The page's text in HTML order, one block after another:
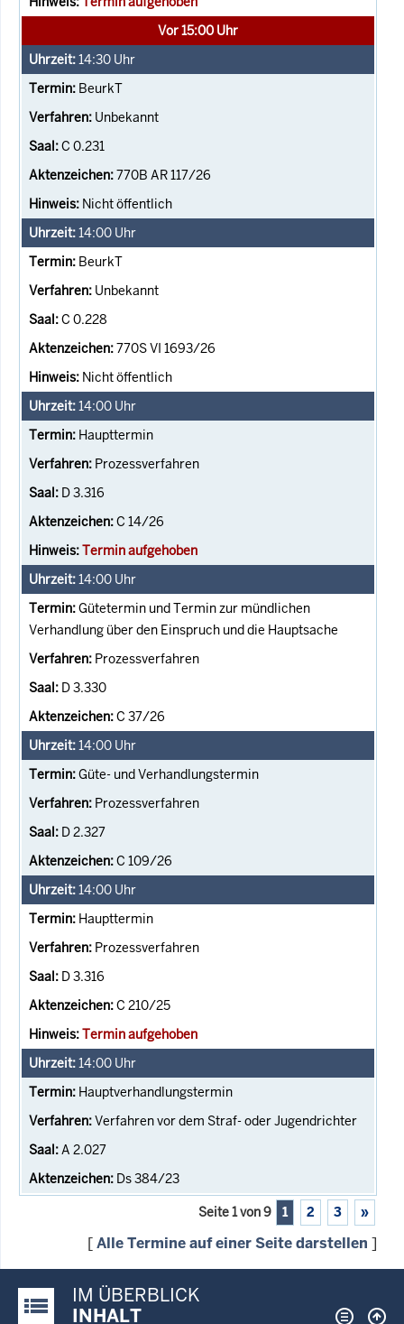
Vor 15:00 Uhr
14:30 Uhr
BeurkT
Unbekannt
C 0.231
770B AR 117/26
Nicht öffentlich
14:00 Uhr
BeurkT
Unbekannt
C 0.228
770S VI 1693/26
Nicht öffentlich
14:00 Uhr
Haupttermin
Prozessverfahren
D 3.316
C 14/26
Termin aufgehoben
14:00 Uhr
Gütetermin und Termin zur mündlichen
Verhandlung über den Einspruch und die Hauptsache
Prozessverfahren
D 3.330
C 37/26
14:00 Uhr
Güte- und Verhandlungstermin
Prozessverfahren
D 2.327
C 109/26
14:00 Uhr
Haupttermin
Prozessverfahren
D 3.316
C 210/25
Termin aufgehoben
14:00 Uhr
Hauptverhandlungstermin
Verfahren vor dem Straf- oder Jugendrichter
A 2.027
Ds 384/23
Seite 1 von 9 1 2 3 »
[Alle Termine auf einer Seite darstellen ]
Justiz-Portal im Überblick:
IM ÜBERBLICK
INHALT